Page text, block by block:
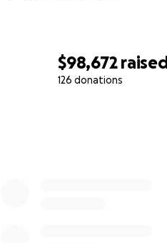
$98,672 raised
126 donations